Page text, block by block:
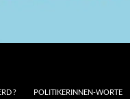
? POLITIKERINNEN-WORTE